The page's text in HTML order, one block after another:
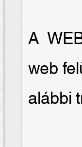
A
web
alábbi